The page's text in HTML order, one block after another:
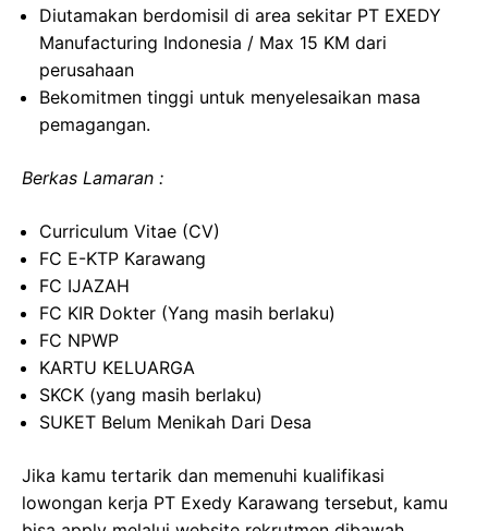
Diutamakan berdomisil di area sekitar PT EXEDY
Manufacturing Indonesia / Max 15 KM dari
perusahaan
Bekomitmen tinggi untuk menyelesaikan masa
pemagangan.
Berkas Lamaran :
Curriculum Vitae (CV)
FC E-KTP Karawang
FC IJAZAH
FC KIR Dokter (Yang masih berlaku)
FC NPWP
KARTU KELUARGA
SKCK (yang masih berlaku)
SUKET Belum Menikah Dari Desa
Jika kamu tertarik dan memenuhi kualifikasi
lowongan kerja PT Exedy Karawang tersebut, kamu